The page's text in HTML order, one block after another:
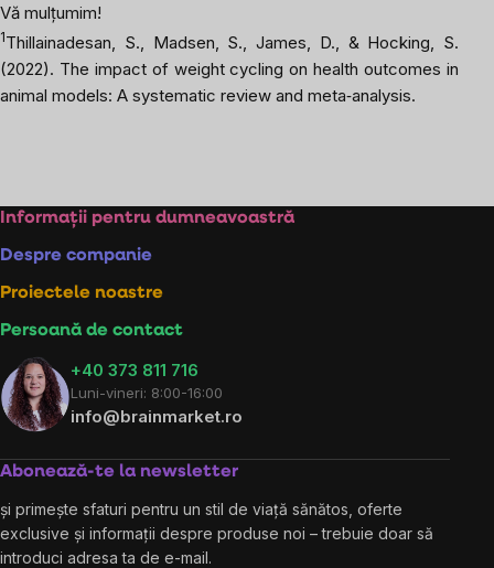
Vă mulțumim!
1Thillainadesan, S., Madsen, S., James, D., & Hocking, S.
(2022). The impact of weight cycling on health outcomes in
animal models: A systematic review and meta‐analysis.
Subsol
Informații pentru dumneavoastră
Despre companie
Proiectele noastre
Persoană de contact
+40 373 811 716
Luni-vineri: 8:00-16:00
info@brainmarket.ro
Abonează-te la newsletter
și primește sfaturi pentru un stil de viață sănătos, oferte
exclusive și informații despre produse noi – trebuie doar să
introduci adresa ta de e-mail.